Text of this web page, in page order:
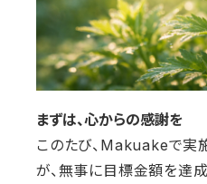
まずは、心からの感謝を
このたび、Makuakeで実
が、無事に目標金額を達